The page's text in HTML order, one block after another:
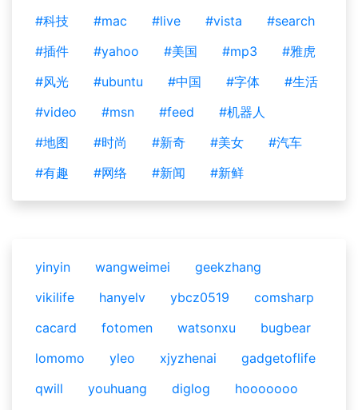
#科技
#mac #live #vista
#search
#插件
#yahoo #美国 #mp3
#雅虎
#风光
#ubuntu #中国 #字体
#生活
#video
#msn #feed
#机器人
#地图
#时尚 #新奇 #美女
#汽车
#有趣
#网络 #新闻 #新鲜
yinyin wangweimei
geekzhang
vikilife
hanyelv ybcz0519
comsharp
cacard
fotomen watsonxu
bugbear
lomomo
yleo xjyzhenai
gadgetoflife
qwill
youhuang diglog
hooooooo